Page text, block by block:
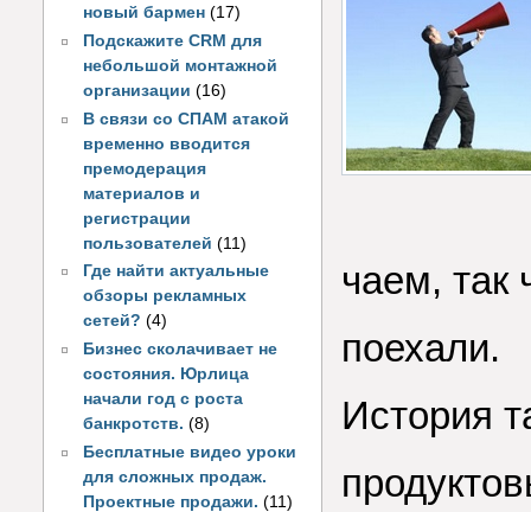
новый бармен (17)
Подскажите CRM для
небольшой монтажной
организации (16)
В связи со СПАМ атакой
временно вводится
премодерация
материалов и
регистрации
пользователей(11)
Где найти актуальные
обзоры рекламных
сетей? (4)
Бизнес сколачивает не
состояния. Юрлица
начали год с роста
банкротств. (8)
Бесплатные видео уроки
для сложных продаж.
Проектные продажи. (11)
чаем, так
поехали.
История